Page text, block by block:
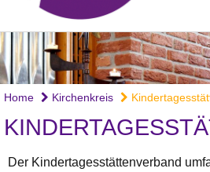
Home Kirchenkreis
Der Kindertagesstättenverband